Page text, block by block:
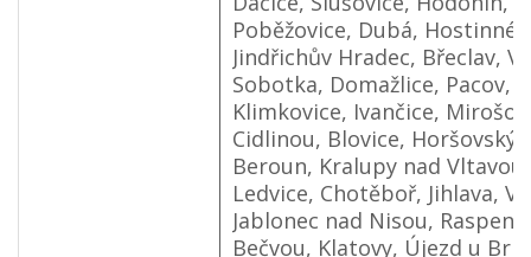
Poběžovice, Dubá,
Jindřichův Hradec, Břeclav,
Sobotka, Domažlice, Pacov,
Klimkovice, Ivančice,
Cidlinou, Blovice, Horšovský
Beroun, Kralupy nad
Ledvice, Chotěboř, Jihlava,
Jablonec nad Nisou,
Bečvou, Klatovy, Újezd u